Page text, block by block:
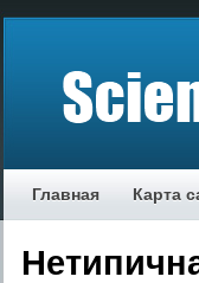
Главная Карта